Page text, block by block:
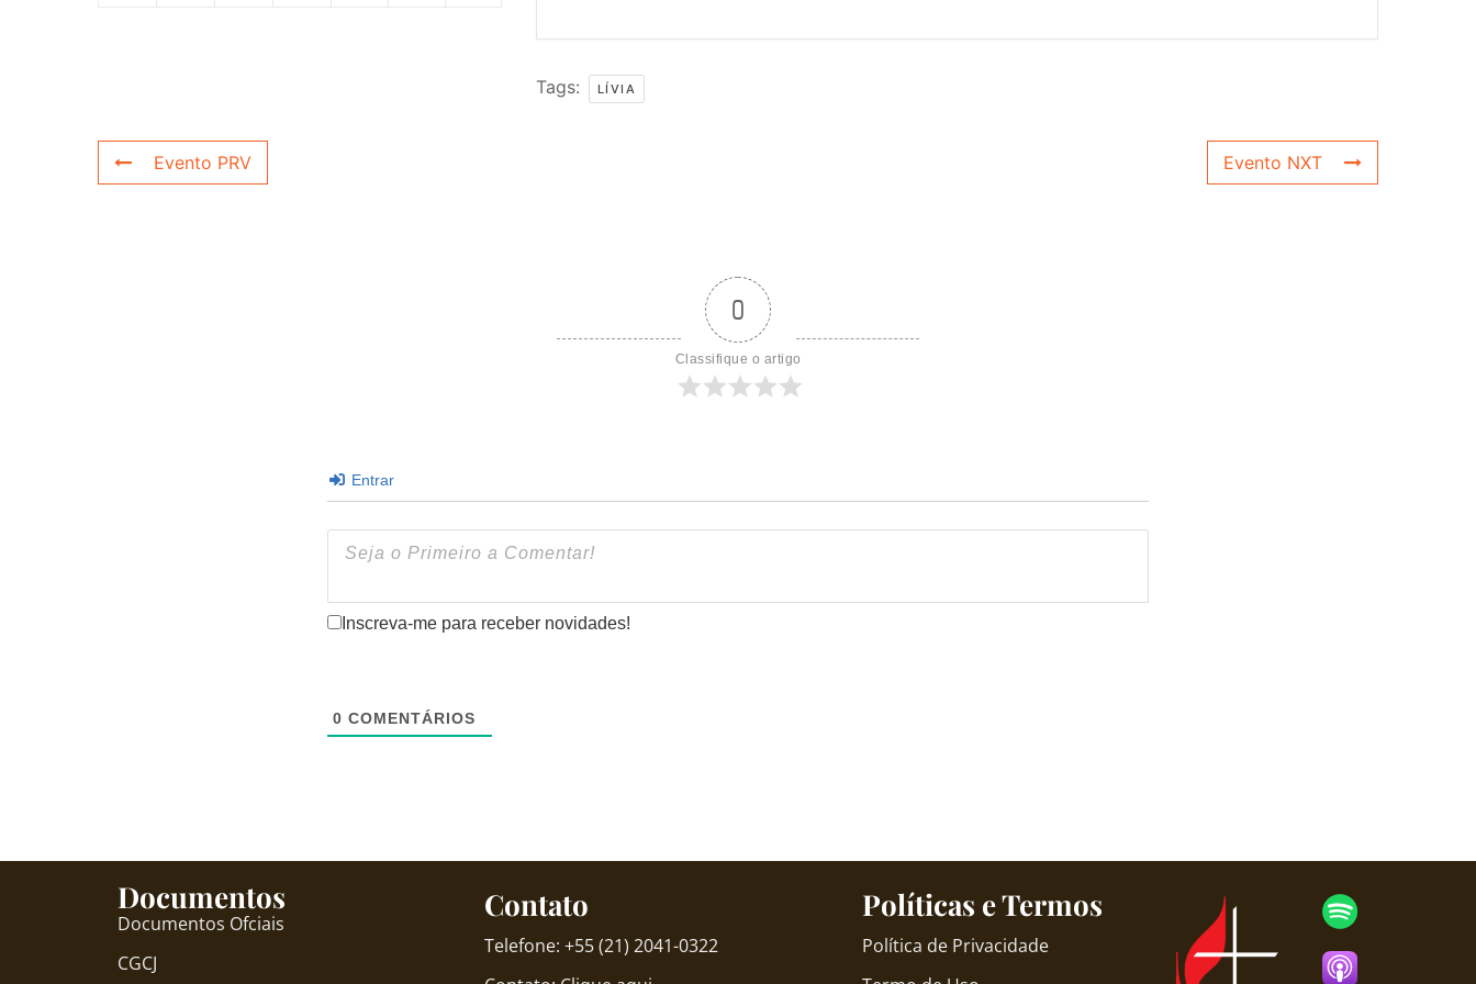
Tags: LÍVIA
Evento PRV Evento NXT
0
Classifique o artigo
Entrar
Inscreva-me para receber novidades!
0 COMENTÁRIOS
Documentos
Documentos Ofciais
CGCJ
Contato
Telefone: +55 (21) 2041-0322
Políticas e Termos
Política de Privacidade